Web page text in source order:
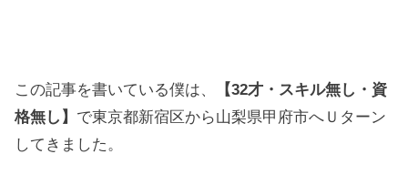
この記事を書いている僕は、
【32才・スキル無し・資
格無し】 で東京都新宿区から山梨県甲府市へＵターン
してきました。